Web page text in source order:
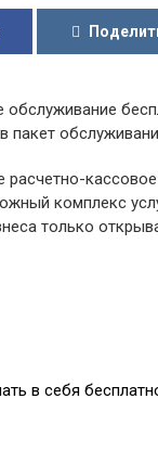
обслуживание
пакет
комплекс
только
в себя